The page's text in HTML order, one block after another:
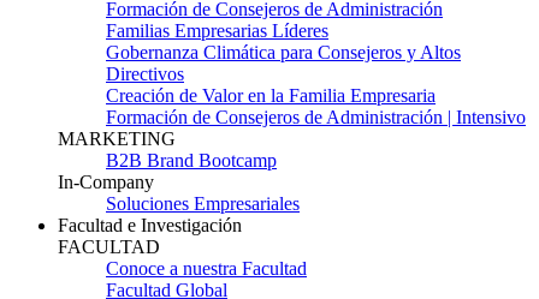
Formación de Consejeros de Administración
Familias Empresarias Líderes
Gobernanza Climática para Consejeros y Altos
Directivos
Creación de Valor en la Familia Empresaria
Formación de Consejeros de Administración | Intensivo
MARKETING
B2B Brand Bootcamp
In-Company
Soluciones Empresariales
Facultad e Investigación
FACULTAD
Conoce a nuestra Facultad
Facultad Global